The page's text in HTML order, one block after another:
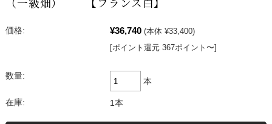
価格: ¥36,740 (本体 ¥33,400)
[ポイント還元 367ポイント〜]
数量:
本
在庫: 1本